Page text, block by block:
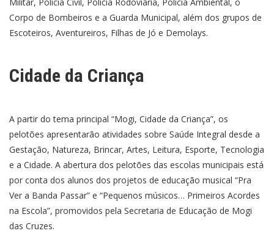
Corpo de Bombeiros e a Guarda Municipal, além dos grupos de
Escoteiros, Aventureiros, Filhas de Jó e Demolays.
Cidade da Criança
A partir do tema principal “Mogi, Cidade da Criança”, os
pelotões apresentarão atividades sobre Saúde Integral desde a
Gestação, Natureza, Brincar, Artes, Leitura, Esporte, Tecnologia
e a Cidade. A abertura dos pelotões das escolas municipais está
por conta dos alunos dos projetos de educação musical “Pra
Ver a Banda Passar” e “Pequenos músicos… Primeiros Acordes
na Escola”, promovidos pela Secretaria de Educação de Mogi
das Cruzes.